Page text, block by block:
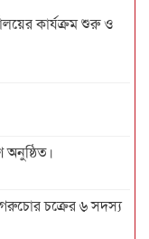
কার্যক্রম শুরু ও
অনুষ্ঠিত।
চক্রের ৬ সদস্য